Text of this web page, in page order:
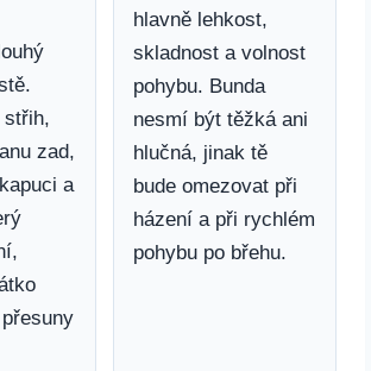
střih,
zad,
a
hlavně lehkost,
skladnost a volnost
pohybu. Bunda
nesmí být těžká ani
hlučná, jinak tě
bude omezovat při
házení a při rychlém
pohybu po břehu.